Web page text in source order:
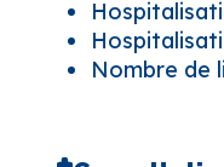
Nombre de